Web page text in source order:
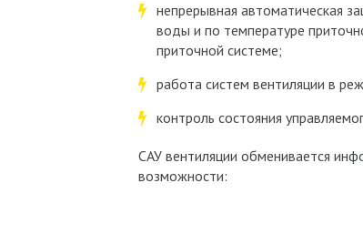
непрерывная автоматическая
воды и по температуре
приточной системе;
работа систем вентиляции в
контроль состояния
САУ вентиляции обменивается
возможности: